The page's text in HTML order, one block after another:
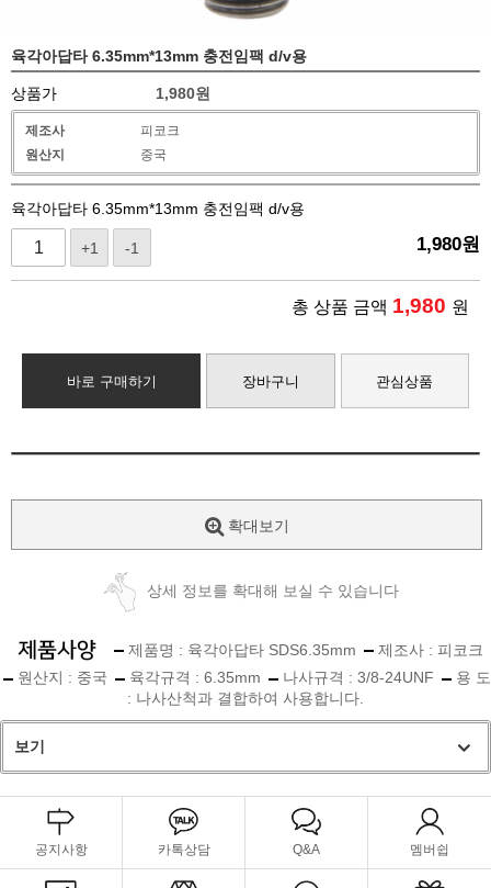
육각아답타 6.35mm*13mm 충전임팩 d/v용
상품가 1,980원
제조사
피코크
원산지
중국
육각아답타 6.35mm*13mm 충전임팩 d/v용
+1 -1 1,980원
총 상품 금액 1,980 원
바로 구매하기 장바구니 관심상품
확대보기
상세 정보를 확대해 보실 수 있습니다
제품명 : 육각아답타 SDS6.35mm
제조사 : 피코크
원산지 : 중국
육각규격 : 6.35mm 나사규격 : 3/8-24UNF
용 도
: 나사산척과 결합하여 사용합니다.
보기
공지사항 카톡상담 Q&A 멤버쉽